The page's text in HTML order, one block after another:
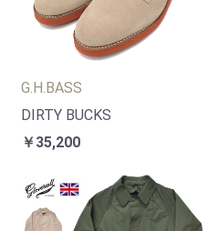
G.H.BASS
DIRTY BUCKS
￥35,200